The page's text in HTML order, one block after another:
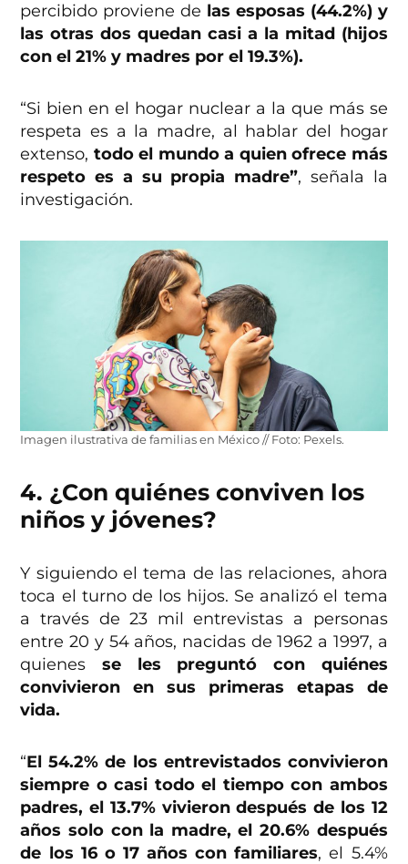
percibido proviene de las esposas (44.2%) y
las otras dos quedan casi a la mitad (hijos
con el 21% y madres por el 19.3%).
“Si bien en el hogar nuclear a la que más se
respeta es a la madre, al hablar del hogar
extenso, todo el mundo a quien ofrece más
respeto es a su propia madre”, señala la
investigación.
Imagen ilustrativa de familias en México // Foto: Pexels.
4. ¿Con quiénes conviven los
niños y jóvenes?
Y siguiendo el tema de las relaciones, ahora
toca el turno de los hijos. Se analizó el tema
a través de 23 mil entrevistas a personas
entre 20 y 54 años, nacidas de 1962 a 1997, a
quienes se les preguntó con quiénes
convivieron en sus primeras etapas de
vida.
“El 54.2% de los entrevistados convivieron
siempre o casi todo el tiempo con ambos
padres, el 13.7% vivieron después de los 12
años solo con la madre, el 20.6% después
de los 16 o 17 años con familiares, el 5.4%